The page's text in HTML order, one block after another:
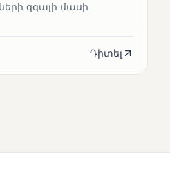
զգալի մասի
Դիտել